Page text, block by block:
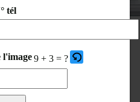
tél
l'image9 + 3 = ?
affichés dans le CAPTCHA
refaire votre site